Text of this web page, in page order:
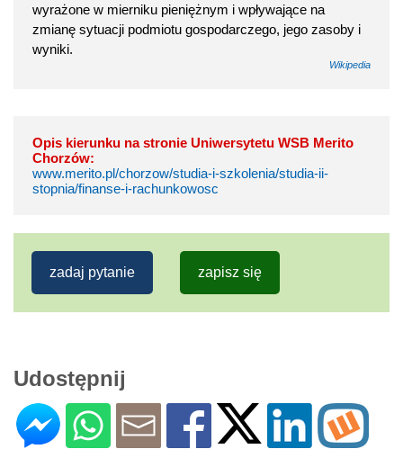
wyrażone w mierniku pieniężnym i wpływające na
zmianę sytuacji podmiotu gospodarczego, jego zasoby i
wyniki.
Wikipedia
Opis kierunku na stronie Uniwersytetu WSB Merito
Chorzów:
www.merito.pl/chorzow/studia-i-szkolenia/studia-ii-
stopnia/finanse-i-rachunkowosc
zadaj pytanie zapisz się
Udostępnij